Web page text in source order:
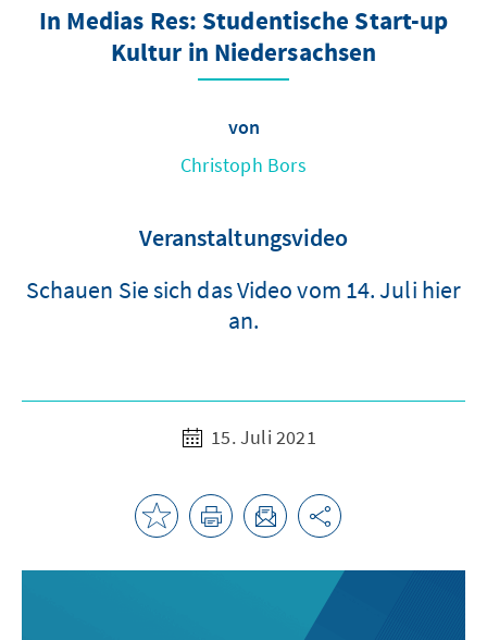
In Medias Res: Studentische Start-up
Kultur in Niedersachsen
von
Christoph Bors
Veranstaltungsvideo
Schauen Sie sich das Video vom 14. Juli hier
an.
15. Juli 2021